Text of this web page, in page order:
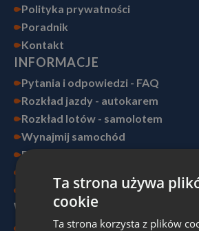
Polityka prywatności
Poradnik
Kontakt
INFORMACJE
Pytania i odpowiedzi - FAQ
Rozkład jazdy - autokarem
Rozkład lotów - samolotem
Wynajmij samochód
Dokumenty
Dopłacam do rezerwacji
WYGODA TO MY
Ta strona używa
cookie
Ta strona korzysta z plików